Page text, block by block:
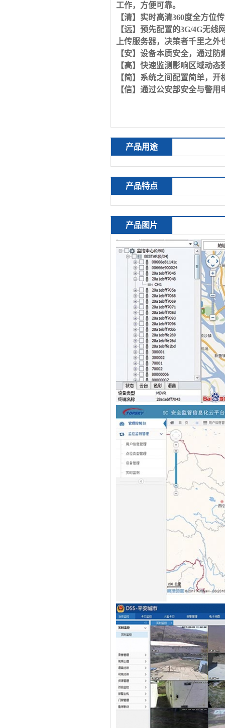
工作，方便可靠。
【清】实时高清360度全方位
【远】预先配置的3G/4G无
上传服务器，决策者千里之
【安】设备本质安全，通过防
【高】快速监测影响区域动
【简】系统之间配置简单，开
【信】通过公安部安全与警
产品用途
产品特点
产品图片